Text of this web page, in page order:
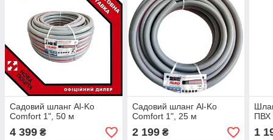
Садовий шланг Al-Ko
Comfort 1", 50 м
4 399 ₴
Садовий шланг Al-Ko
Comfort 1", 25 м
2 199₴
ПВХ
1